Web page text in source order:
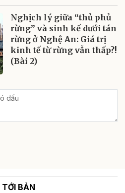
Nghịch lý giữa “thủ phủ
rừng” và sinh kế dưới tán
rừng ở Nghệ An: Giá trị
kinh tế từ rừng vẫn thấp?!
(Bài 2)
BẢN